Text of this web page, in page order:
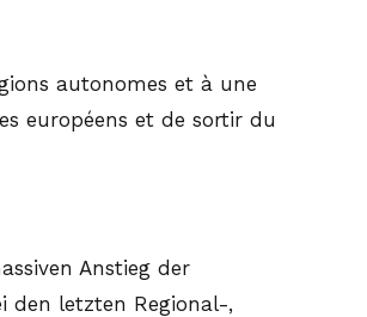
autonomes et à une
européens et de sortir du
Anstieg der
den letzten Regional-,